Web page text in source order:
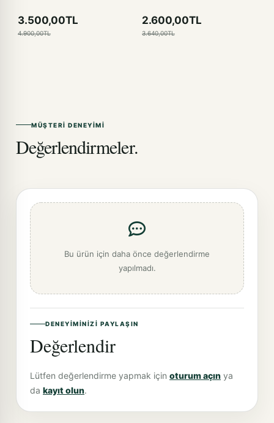
3.500,00TL
4.900,00TL
2.600,00TL
3.640,00TL
MÜŞTERI DENEYIMI
Değerlendirmeler.
Bu ürün için daha önce değerlendirme
yapılmadı.
DENEYIMINIZI PAYLAŞIN
Değerlendir
Lütfen değerlendirme yapmak için oturum açın ya
da kayıt olun.